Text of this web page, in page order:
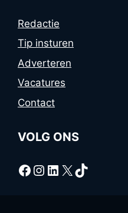
Redactie
Tip insturen
Adverteren
Vacatures
Contact
VOLG ONS
Facebook
Instagram
LinkedIn
X TikTok